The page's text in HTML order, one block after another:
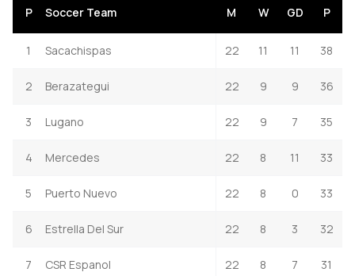
P Soccer Team M W GD P
1 Sacachispas 22 11 11 38
2 Berazategui 22 9 9 36
3 Lugano 22 9 7 35
4 Mercedes 22 8 11 33
5 Puerto Nuevo 22 8 0 33
6 Estrella Del Sur 22 8 3 32
7 CSR Espanol 22 8 7 31